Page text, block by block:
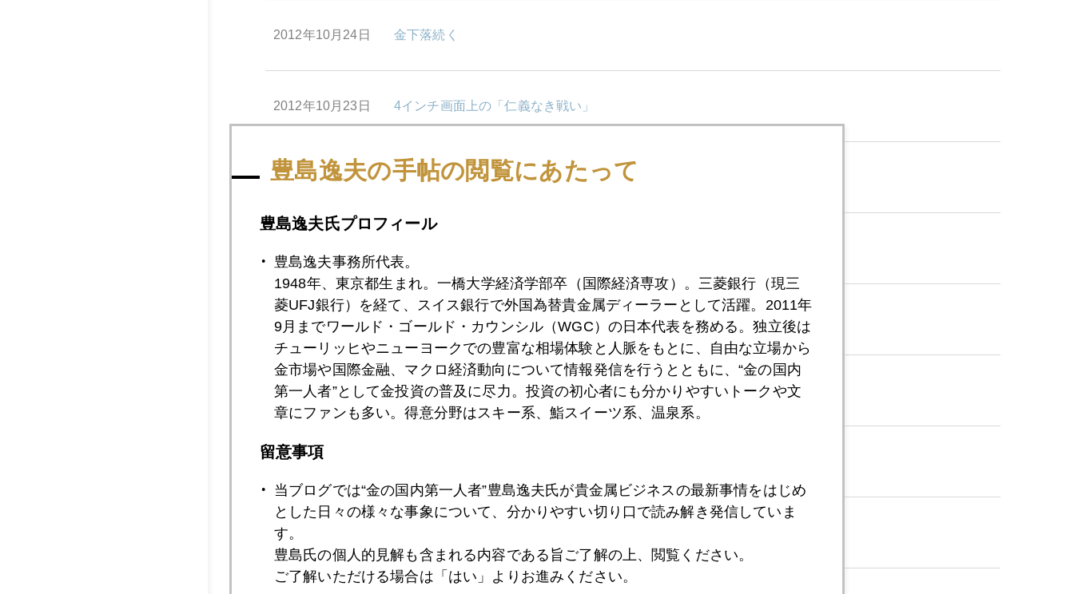
2012年10月24日 金下落続く
2012年10月23日 4インチ画面上の「仁義なき戦い」
2012年10月22日 緊縮デモ、ロンドンに飛び火
2012年10月18日 金大量保管のNY連銀爆破計画阻止
2012年10月17日 金の落下傘 一日在職で３４億円の退職金もらえる仕組み
2012年10月16日
2012年10月15日
豊島逸夫の手帖の閲覧にあたって
豊島逸夫氏プロフィール
豊島逸夫事務所代表。
1948年、東京都生まれ。一橋大学経済学部卒（国際経済専攻）。三菱銀行（現三
菱UFJ銀行）を経て、スイス銀行で外国為替貴金属ディーラーとして活躍。2011年
9月までワールド・ゴールド・カウンシル（WGC）の日本代表を務める。独立後は
チューリッヒやニューヨークでの豊富な相場体験と人脈をもとに、自由な立場から
金市場や国際金融、マクロ経済動向について情報発信を行うとともに、“金の国内
第一人者”として金投資の普及に尽力。投資の初心者にも分かりやすいトークや文
章にファンも多い。得意分野はスキー系、鮨スイーツ系、温泉系。
留意事項
当ブログでは“金の国内第一人者”豊島逸夫氏が貴金属ビジネスの最新事情をはじめ
とした日々の様々な事象について、分かりやすい切り口で読み解き発信していま
す。
豊島氏の個人的見解も含まれる内容である旨ご了解の上、閲覧ください。
ご了解いただける場合は「はい」よりお進みください。